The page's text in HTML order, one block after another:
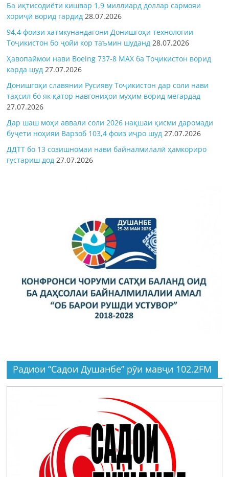
Ба иқтисодиёти кишвар 1,9 миллиард доллар сармояи
хориҷӣ ворид гардид 28.07.2026
94,4 фоизи хатмкунандагони Донишгоҳи технологии
Тоҷикистон бо ҷойи кор таъмин шуданд 28.07.2026
Ҳавопаймои нави Boeing 737-8 MAX ба Тоҷикистон ворид
карда шуд 27.07.2026
Донишгоҳи славянии Русияву Тоҷикистон дар соли нави
таҳсил бо як қатор навгониҳои муҳим ворид мегардад
27.07.2026
Дар шаш моҳи аввали соли 2026 нақшаи қисми даромади
буҷети ноҳияи Варзоб 103,4 фоиз иҷро шуд 27.07.2026
ДДТТ бо 13 созишномаи нави байналмилалӣ ҳамкориро
густариш дод 27.07.2026
Радиои “Садои Душанбе” рӯи мавҷи 102.2FM